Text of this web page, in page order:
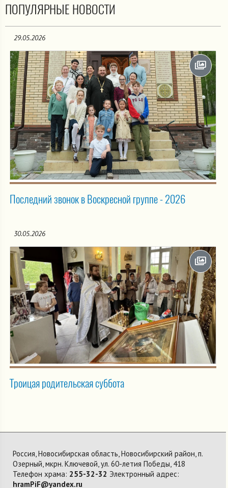
ПОПУЛЯРНЫЕ НОВОСТИ
29.05.2026
Последний звонок в Воскресной группе - 2026
30.05.2026
Троицая родительская суббота
Россия, Новосибирская область, Новосибирский район, п.
Озерный, мкрн. Ключевой, ул. 60-летия Победы, 418
Телефон храма: 255-32-32 Электронный адрес:
hramPiF@yandex.ru